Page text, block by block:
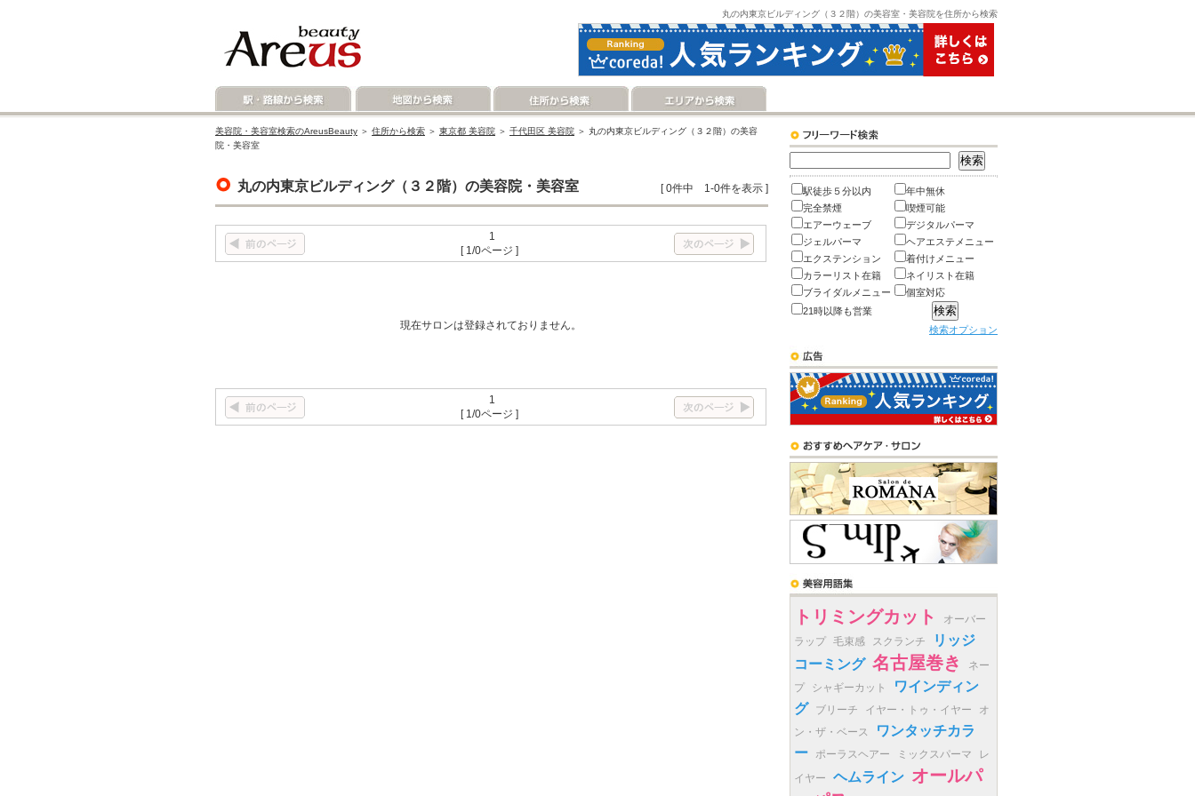
丸の内東京ビルディング（３２階）の美容室・美容院を住所から検索
美容院・美容室検索のAreusBeauty ＞ 住所から検索 ＞ 東京都 美容院 ＞ 千代田区 美容院 ＞ 丸の内東京ビルディング（３２階）の美容
院・美容室
丸の内東京ビルディング（３２階）の美容院・美容室 [ 0件中 1-0件を表示 ]
1
[ 1/0ページ ]
現在サロンは登録されておりません。
1
[ 1/0ページ ]
駅徒歩５分以内
年中無休
完全禁煙
喫煙可能
エアーウェーブ
デジタルパーマ
ジェルパーマ
ヘアエステメニュー
エクステンション
着付けメニュー
カラーリスト在籍
ネイリスト在籍
ブライダルメニュー
個室対応
21時以降も営業
検索オプション
トリミングカット
オーバー
ラップ 毛束感 スクランチ
リッジ
コーミング 名古屋巻き
ネー
プ
シャギーカット
ワインディン
グ
ブリーチ イヤー・トゥ・イヤー
オ
ン・ザ・ベース
ワンタッチカラ
ー
ポーラスヘアー ミックスパーマ
レ
イヤー
ヘムライン オールパ